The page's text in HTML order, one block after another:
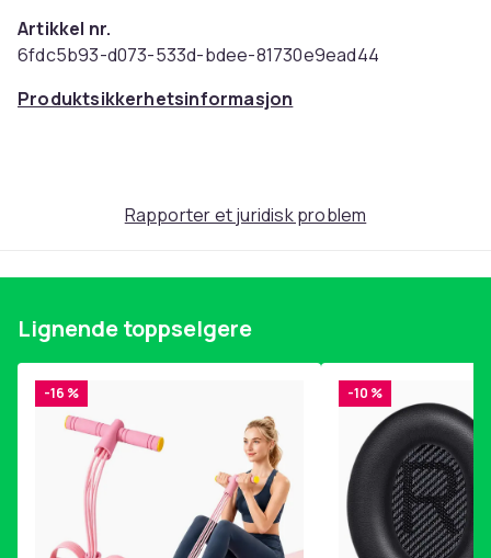
Artikkel nr.
6fdc5b93-d073-533d-bdee-81730e9ead44
Produktsikkerhetsinformasjon
Rapporter et juridisk problem
Lignende toppselgere
-16 % -10 %